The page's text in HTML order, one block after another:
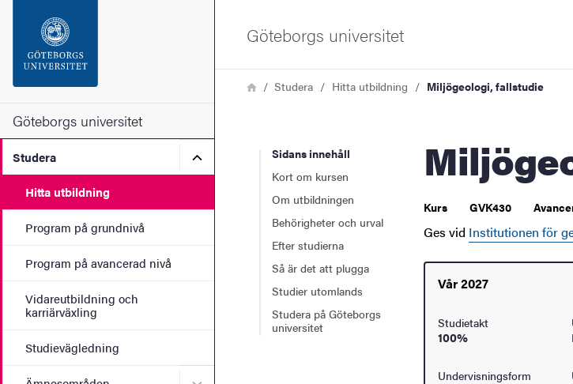
Sidfoten
Om webbplatsen
Göteborgs universitet
Studera Undermeny för Studera
Hitta utbildning
Program på grundnivå
Program på avancerad nivå
Vidareutbildning och
karriärväxling
Studievägledning
Göteborgs universitet
LänkstigHemStudera Hitta utbildning Miljögeologi, fallstudie
Sidans innehåll
Kort om kursen
Om utbildningen
Behörigheter och urval
Efter studierna
Så är det att plugga
Studier utomlands
Studera på Göteborgs
universitet
Kurs GVK430
Ges vid Institutionen för
Vår 2027
Studietakt
100%
Undervisningsform